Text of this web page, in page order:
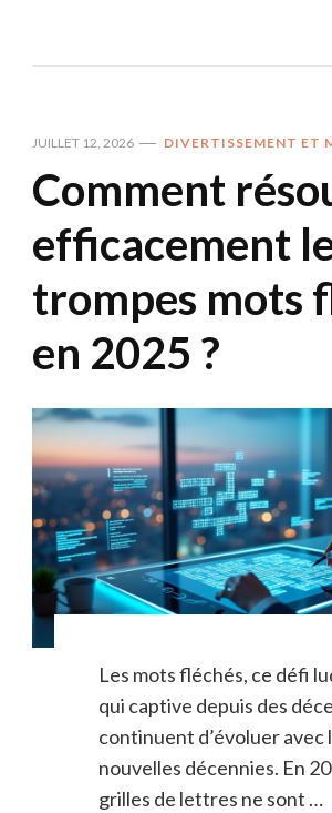
JUILLET 12, 2026 DIVERTISSEMENT ET
Comment
efficacement
trompes mots
en 2025 ?
Les mots fléchés, ce défi
qui captive depuis des
continuent d’évoluer avec
nouvelles décennies. En
grilles de lettres ne sont …